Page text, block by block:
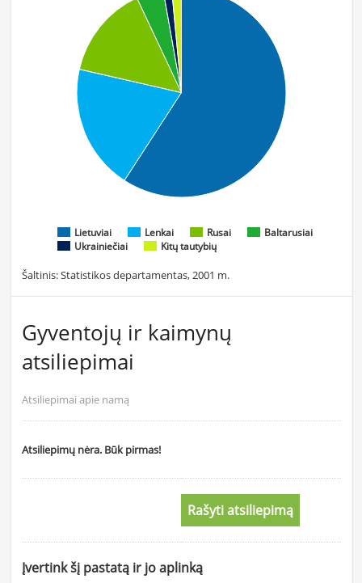
Lietuviai Lenkai Rusai
Baltarusiai
Ukrainiečiai
Kitų tautybių
Šaltinis: Statistikos departamentas, 2001 m.
Gyventojų ir kaimynų
atsiliepimai
Atsiliepimai apie namą
Atsiliepimų nėra. Būk pirmas!
Rašyti atsiliepimą
Įvertink šį pastatą ir jo aplinką